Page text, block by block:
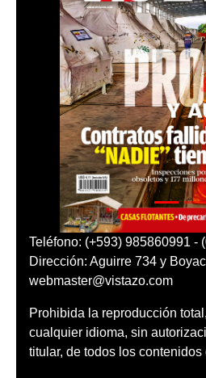
Teléfono: (+593) 985860991 -
Dirección: Aguirre 734 y
webmaster@vistazo.com
Prohibida la reproducción
cualquier idioma, sin
titular, de todos los contenidos